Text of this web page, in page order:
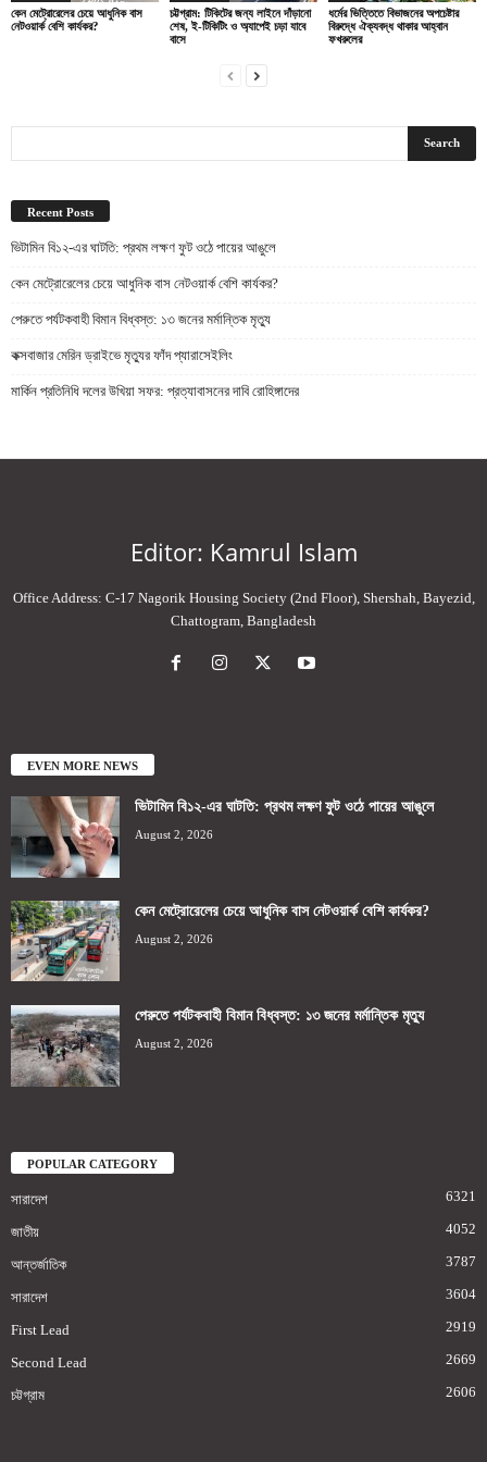
কেন মেট্রোরেলের চেয়ে আধুনিক বাস
নেটওয়ার্ক বেশি কার্যকর?
চট্টগ্রাম: টিকিটের জন্য লাইনে দাঁড়ানো
শেষ, ই-টিকিটিং ও অ্যাপেই চড়া যাবে
বাসে
ধর্মের ভিত্তিতে বিভাজনের অপচেষ্টার
বিরুদ্ধে ঐক্যবদ্ধ থাকার আহ্বান
ফখরুলের
Recent Posts
ভিটামিন বি১২-এর ঘাটতি: প্রথম লক্ষণ ফুট ওঠে পায়ের আঙুলে
কেন মেট্রোরেলের চেয়ে আধুনিক বাস নেটওয়ার্ক বেশি কার্যকর?
পেরুতে পর্যটকবাহী বিমান বিধ্বস্ত: ১৩ জনের মর্মান্তিক মৃত্যু
কক্সবাজার মেরিন ড্রাইভে মৃত্যুর ফাঁদ প্যারাসেইলিং
মার্কিন প্রতিনিধি দলের উখিয়া সফর: প্রত্যাবাসনের দাবি রোহিঙ্গাদের
Editor: Kamrul Islam
Office Address: C-17 Nagorik Housing Society (2nd Floor), Shershah, Bayezid,
Chattogram, Bangladesh
EVEN MORE NEWS
ভিটামিন বি১২-এর ঘাটতি: প্রথম লক্ষণ ফুট ওঠে পায়ের আঙুলে
August 2, 2026
কেন মেট্রোরেলের চেয়ে আধুনিক বাস নেটওয়ার্ক বেশি কার্যকর?
August 2, 2026
পেরুতে পর্যটকবাহী বিমান বিধ্বস্ত: ১৩ জনের মর্মান্তিক মৃত্যু
August 2, 2026
POPULAR CATEGORY
সারাদেশ 6321
জাতীয় 4052
আন্তর্জাতিক 3787
সারাদেশ 3604
First Lead 2919
Second Lead 2669
চট্টগ্রাম 2606